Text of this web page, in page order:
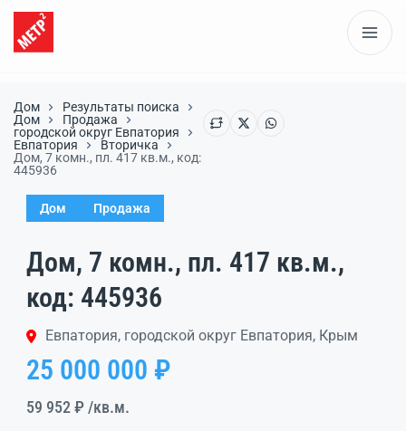
Дом
Результаты поиска
Дом
Продажа
городской округ Евпатория
Евпатория
Вторичка
Дом, 7 комн., пл. 417 кв.м., код:
445936
Дом Продажа
Дом, 7 комн., пл. 417 кв.м.,
код: 445936
Евпатория, городской округ Евпатория, Крым
25 000 000 ₽
59 952 ₽ /кв.м.